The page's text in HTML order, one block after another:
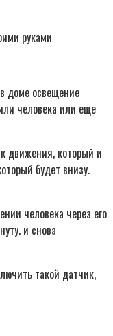
руками
доме освещение
человека или еще
движения, который и
будет внизу.
человека через его
и снова
такой датчик,